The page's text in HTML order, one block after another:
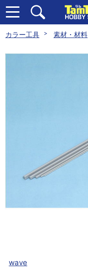
カラー工具 素材・材料
wave